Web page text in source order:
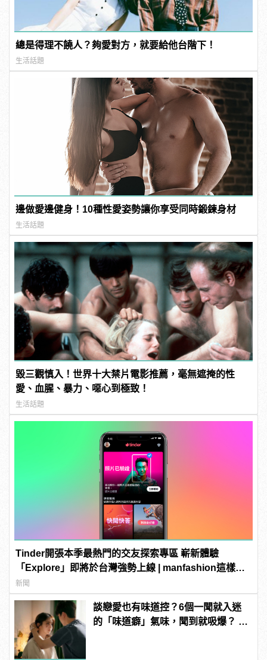
總是得理不饒人？夠愛對方，就要給他台階下！
生活話題
邊做愛邊健身！10種性愛姿勢讓你享受同時鍛鍊身材
生活話題
毀三觀慎入！世界十大禁片電影推薦，毫無遮掩的性
愛、血腥、暴力、噁心到極致！
生活話題
Tinder開張本季最熱門的交友探索專區 嶄新體驗
「Explore」即將於台灣強勢上線 | manfashion這樣變
型男
新聞
談戀愛也有味道控？6個一聞就入迷
的「味道癖」氣味，聞到就吸爆？ |